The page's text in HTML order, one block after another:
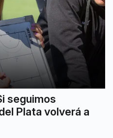
seguimos
Plata volverá a